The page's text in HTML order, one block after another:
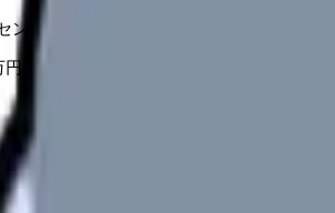
ンティブ
ボーナス
600-900 万円ルート